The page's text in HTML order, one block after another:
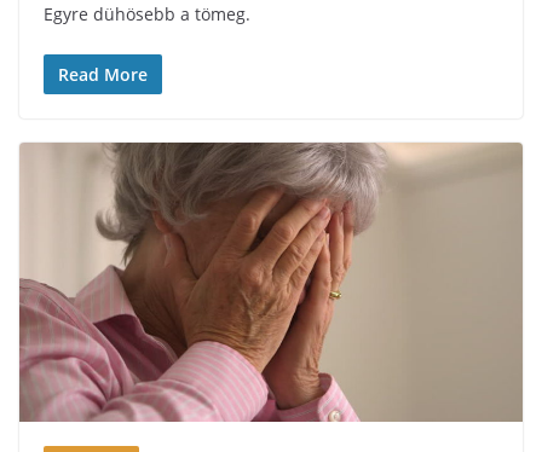
c
e
b
o
i
t
t
r
a
Egyre dühösebb a tömeg.
Read More